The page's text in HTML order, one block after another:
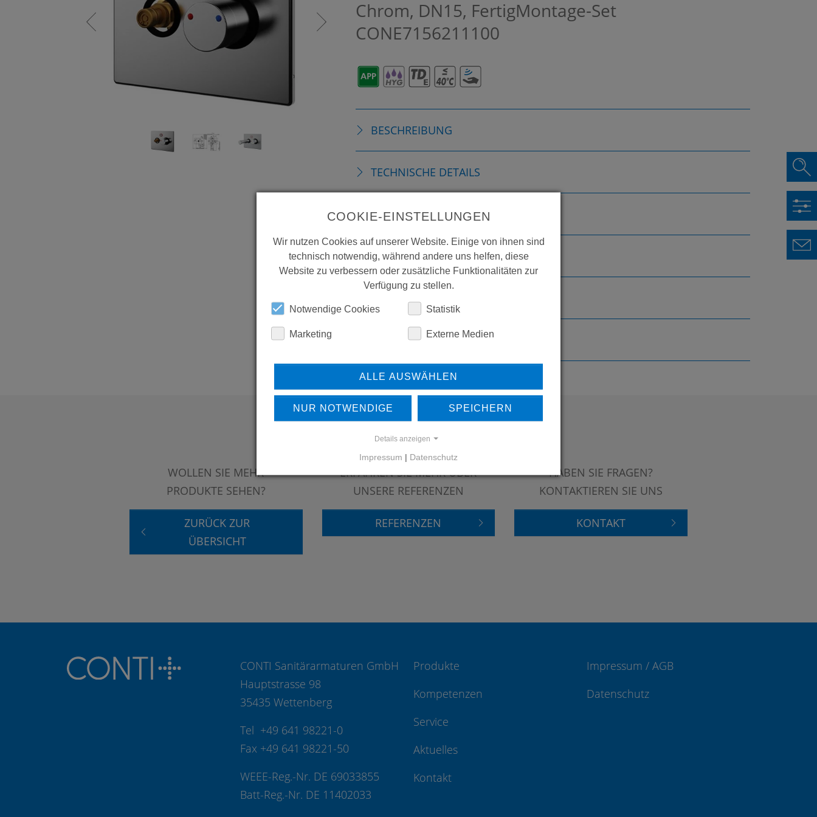
Chrom, DN15, FertigMontage-Set
CONE7156211100
BESCHREIBUNG
TECHNISCHE DETAILS
ZUBEHÖR
VERBRAUCHSMATERIALIEN
ERSATZTEILE
DOWNLOADS
WOLLEN SIE MEHR
PRODUKTE SEHEN?
ZURÜCK ZUR
ÜBERSICHT
ERFAHREN SIE MEHR ÜBER
UNSERE REFERENZEN
REFERENZEN
HABEN SIE FRAGEN?
KONTAKTIEREN SIE UNS
KONTAKT
CONTI Sanitärarmaturen GmbH
Hauptstrasse 98
35435 Wettenberg
Tel +49 641 98221-0
Fax +49 641 98221-50
WEEE-Reg.-Nr. DE 69033855
Batt-Reg.-Nr. DE 11402033
Produkte
Kompetenzen
Service
Aktuelles
Kontakt
Impressum / AGB
Datenschutz
COOKIE-EINSTELLUNGEN
Wir nutzen Cookies auf unserer Website. Einige von ihnen sind
technisch notwendig, während andere uns helfen, diese
Website zu verbessern oder zusätzliche Funktionalitäten zur
Verfügung zu stellen.
Notwendige Cookies Statistik
Marketing Externe Medien
ALLE AUSWÄHLEN
NUR NOTWENDIGE SPEICHERN
Details anzeigen
Impressum | Datenschutz